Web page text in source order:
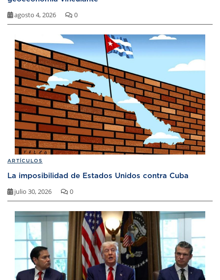
agosto 4, 2026 0
ARTÍCULOS
La imposibilidad de Estados Unidos contra Cuba
julio 30, 2026 0